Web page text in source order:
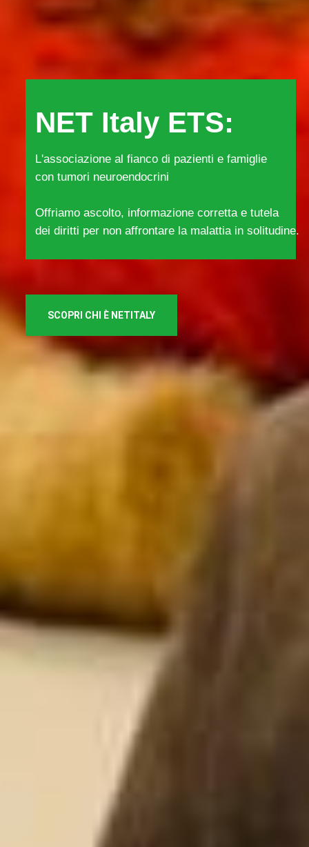
NET Italy ETS:
L'associazione al fianco di pazienti e famiglie
con tumori neuroendocrini
Offriamo ascolto, informazione corretta e tutela
dei diritti per non affrontare la malattia in solitudine.
SCOPRI CHI È NETITALY